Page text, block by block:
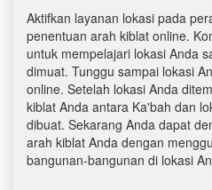
Aktifkan layanan lokasi pada
penentuan arah kiblat online.
untuk mempelajari lokasi Anda
dimuat. Tunggu sampai lokasi
online. Setelah lokasi Anda
kiblat Anda antara Ka'bah dan
dibuat. Sekarang Anda dapat
arah kiblat Anda dengan
bangunan-bangunan di lokasi